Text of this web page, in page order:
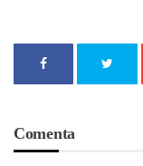
Comenta